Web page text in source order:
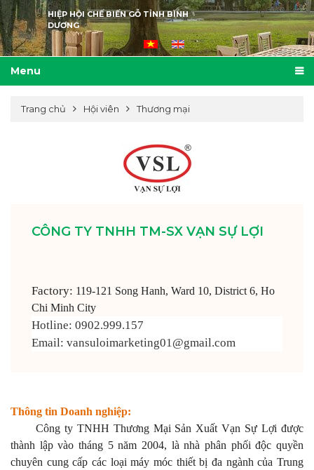
HIỆP HỘI CHẾ BIẾN GỖ TỈNH BÌNH
DƯƠNG
Menu
Trang chủ Hội viên Thương mại
CÔNG TY TNHH TM-SX VẠN SỰ LỢI
Factory: 119-121 Song Hanh, Ward 10, District 6, Ho
Chi Minh City
Hotline: 0902.999.157
Email: vansuloimarketing01@gmail.com
Thông tin Doanh nghiệp:
Công ty TNHH Thương Mại Sản Xuất Vạn Sự Lợi được
thành lập vào tháng 5 năm 2004, là nhà phân phối độc quyền
chuyên cung cấp các loại máy móc thiết bị đa ngành của Trung